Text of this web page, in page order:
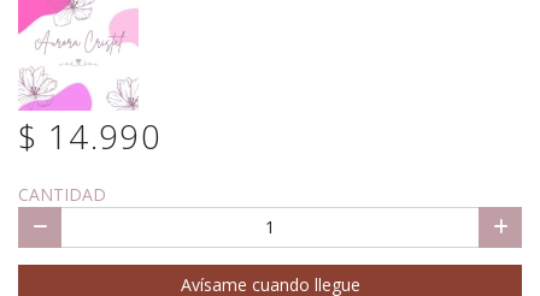
$ 14.990
CANTIDAD
Avísame cuando llegue